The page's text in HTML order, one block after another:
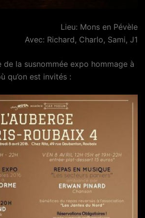
Lieu: Mons en Pévèle
Avec: Richard, Charlo, Sami, J1
de la susnommée expo hommage à
qu’on est invités :